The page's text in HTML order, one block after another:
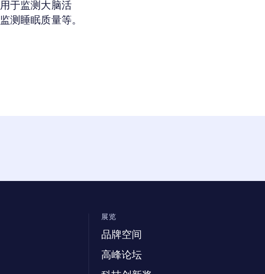
于监测大脑活
测睡眠质量等。
展览
品牌空间
高峰论坛